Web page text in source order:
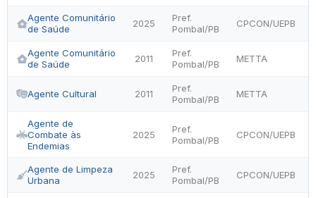
Agente Comunitário
de Saúde
2025
Pref.
Pombal/PB
CPCON/UEPB
Agente Comunitário
de Saúde
2011
Pref.
Pombal/PB
METTA
Agente Cultural 2011
Pref.
Pombal/PB
METTA
Agente de
Combate às
Endemias
2025
Pref.
Pombal/PB
CPCON/UEPB
Agente de Limpeza
Urbana
2025
Pref.
Pombal/PB
CPCON/UEPB